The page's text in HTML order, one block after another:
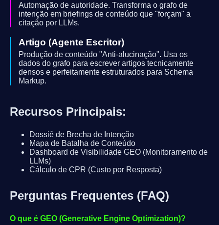
Automação de autoridade. Transforma o grafo de
intenção em briefings de conteúdo que "forçam" a
citação por LLMs.
Artigo (Agente Escritor)
Produção de conteúdo "Anti-alucinação". Usa os
dados do grafo para escrever artigos tecnicamente
densos e perfeitamente estruturados para Schema
Markup.
Recursos Principais:
Dossiê de Brecha de Intenção
Mapa de Batalha de Conteúdo
Dashboard de Visibilidade GEO (Monitoramento de
LLMs)
Cálculo de CPR (Custo por Resposta)
Perguntas Frequentes (FAQ)
O que é GEO (Generative Engine Optimization)?